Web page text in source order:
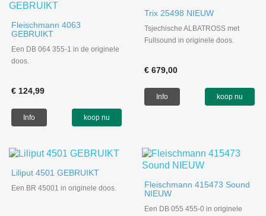
Fleischmann 4063
GEBRUIKT
Een DB 064 355-1 in de originele
doos.
€ 124,99
Info koop nu
Trix 25498 NIEUW
Tsjechische ALBATROSS met
Fullsound in originele doos.
€ 679,00
Info koop nu
Liliput 4501 GEBRUIKT
Een BR 45001 in originele doos.
Fleischmann 415473 Sound
NIEUW
Een DB 055 455-0 in originele